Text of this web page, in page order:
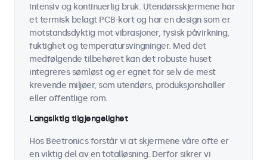
intensiv og kontinuerlig bruk. Utendørsskjermene har
et termisk belagt PCB-kort og har en design som er
motstandsdyktig mot vibrasjoner, fysisk påvirkning,
fuktighet og temperatursvingninger. Med det
medfølgende tilbehøret kan det robuste huset
integreres sømløst og er egnet for selv de mest
krevende miljøer, som utendørs, produksjonshaller
eller offentlige rom.
Langsiktig tilgjengelighet
Hos Beetronics forstår vi at skjermene våre ofte er
en viktig del av en totalløsning. Derfor sikrer vi